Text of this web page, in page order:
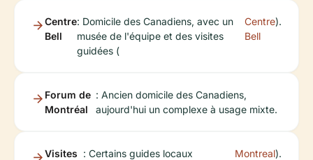
Centre
Bell
: Domicile des Canadiens, avec un
musée de l'équipe et des visites
guidées (
Centre
Bell
).
Forum de
Montréal
: Ancien domicile des Canadiens,
aujourd'hui un complexe à usage mixte.
Visites : Certains guides locaux
Montreal).